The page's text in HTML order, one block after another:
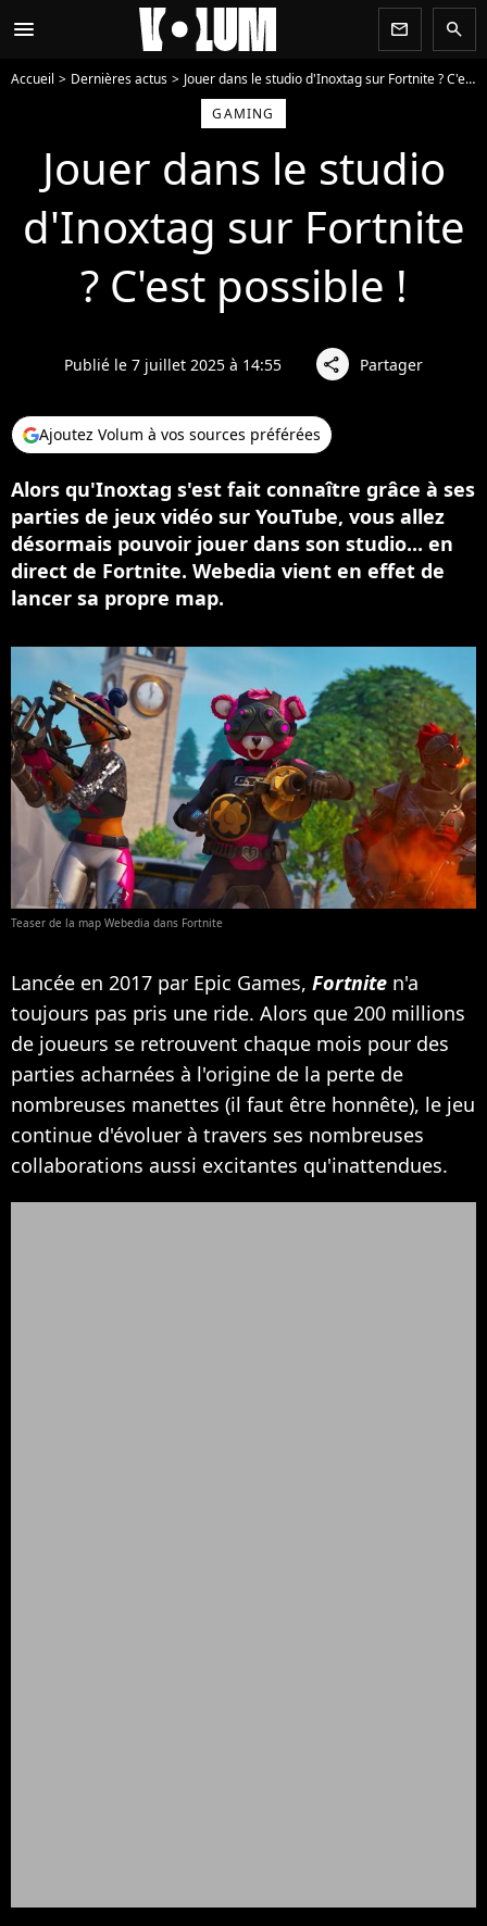
menu newsletter search
Accueil Dernières actus
Jouer dans le studio d'Inoxtag sur Fortnite ? C'est possible !
GAMING
Jouer dans le studio
d'Inoxtag sur Fortnite
? C'est possible !
Publié le 7 juillet 2025 à 14:55 share Partager
Ajoutez Volum à vos sources préférées
Alors qu'Inoxtag s'est fait connaître grâce à ses
parties de jeux vidéo sur YouTube, vous allez
désormais pouvoir jouer dans son studio... en
direct de Fortnite. Webedia vient en effet de
lancer sa propre map.
Teaser de la map Webedia dans Fortnite
Lancée en 2017 par Epic Games, Fortnite n'a
toujours pas pris une ride. Alors que 200 millions
de joueurs se retrouvent chaque mois pour des
parties acharnées à l'origine de la perte de
nombreuses manettes (il faut être honnête), le jeu
continue d'évoluer à travers ses nombreuses
collaborations aussi excitantes qu'inattendues.